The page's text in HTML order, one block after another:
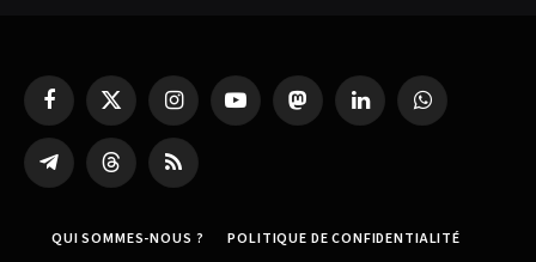
FacebookX
(Twitter)
InstagramYouTube MastodonLinkedIn WhatsApp
Partager
sur
Threads RSS
QUI SOMMES-NOUS ? POLITIQUE DE CONFIDENTIALITÉ